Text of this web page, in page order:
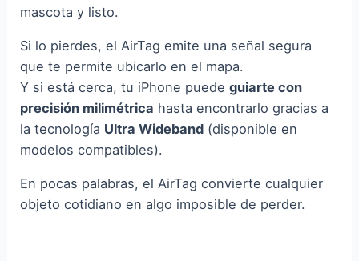
mascota y listo.
Si lo pierdes, el AirTag emite una señal segura
que te permite ubicarlo en el mapa.
Y si está cerca, tu iPhone puedeguiarte con
precisión milimétrica hasta encontrarlo gracias a
la tecnología Ultra Wideband (disponible en
modelos compatibles).
En pocas palabras, el AirTag convierte cualquier
objeto cotidiano en algo imposible de perder.